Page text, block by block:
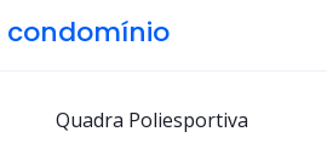
Quadra Poliesportiva